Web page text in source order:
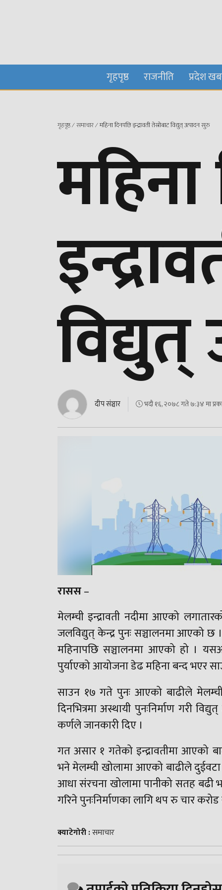
गृहपृष्ठ राजनीति प्रदेश
गृहपृष्ठ∕समाचार∕महिना दिनपछि इन्द्रावती तेस्रोबाट विद्युत् उत्पादन सुरु
दीप संञ्चार भदौ १६, २०७८ गते ७:३४ मा
रासस–
मेलम्ची इन्द्रावती नदीमा आएको
जलविद्युत् केन्द्र पुनः सञ्चालनमा आएको
महिनापछि सञ्चालनमा आएको हो ।
पुर्याएको आयोजना डेढ महिना बन्द भएर
साउन १७ गते पुनः आएको बाढीले मेलम्ची
दिनभित्रमा अस्थायी पुनःनिर्माण गरी
कर्णले जानकारी दिए ।
गत असार १ गतेको इन्द्रावतीमा आएको
भने मेलम्ची खोलामा आएको बाढीले दुईवटा
आधा संरचना खोलामा पानीको सतह बढी
गरिने पुनःनिर्माणका लागि थप रु चार
क्याटेगोरी :समाचार